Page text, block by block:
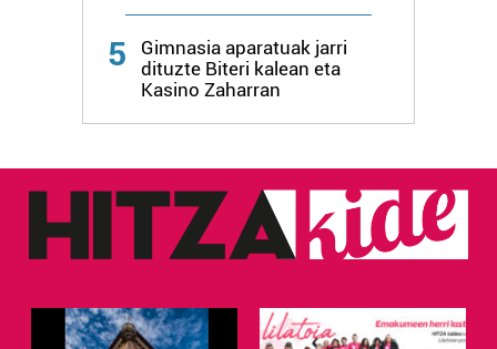
Webgune honek cookie propioak eta hirugarrenen cookie-
fitxategiak erabiltzen ditu. Zure esperientzia eta
zerbitzuak hobetzeko asmoz, cookie teknologiaz
baliatzen gara. Ohar hau onartuz gero, teknologia hori
erabiltzeko baimen esplizitua ematen diguzu.Gehiago
5
Gimnasia aparatuak jarri
dituzte Biteri kalean eta
Kasino Zaharran